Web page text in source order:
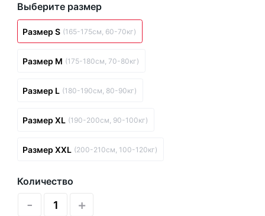
Выберите размер
Размер S (165-175см, 60-70кг)
Размер M (175-180см, 70-80кг)
Размер L (180-190см, 80-90кг)
Размер XL (190-200см, 90-100кг)
Размер XXL (200-210см, 100-120кг)
Количество
- +